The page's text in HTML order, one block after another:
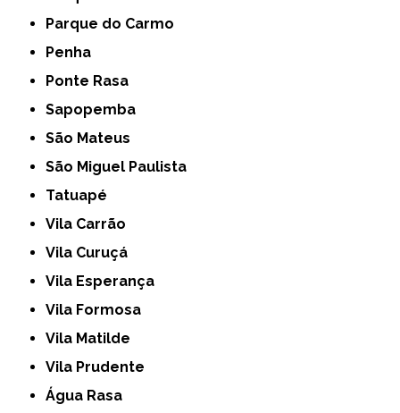
Parque do Carmo
Penha
Ponte Rasa
Sapopemba
São Mateus
São Miguel Paulista
Tatuapé
Vila Carrão
Vila Curuçá
Vila Esperança
Vila Formosa
Vila Matilde
Vila Prudente
Água Rasa